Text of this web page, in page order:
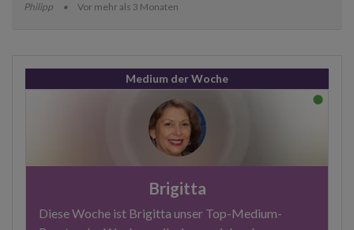
Philipp Vor mehr als 3 Monaten
Medium der Woche
Brigitta
Diese Woche ist Brigitta unser Top-Medium-